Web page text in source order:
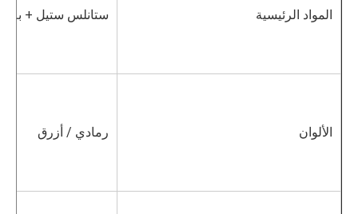
المواد الرئيسية ستانلس ستيل +
الألوان رمادي / أزرق